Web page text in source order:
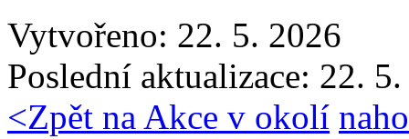
Vytvořeno: 22. 5. 2026
Poslední aktualizace: 22.
<Zpět na Akce v okolí